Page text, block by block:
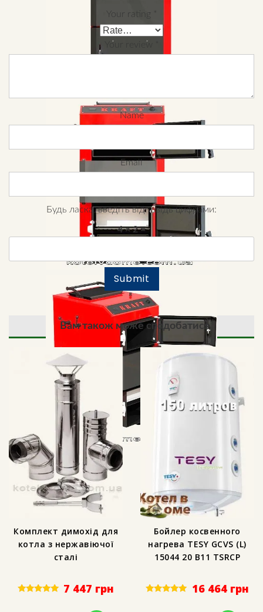
Your rating *
Your review
Name
Email
Будь ласка, введіть відповідь цифрами:
4 × 2 =
Вам також може сподобатися
Комплект димохід для
котла з нержавіючої
сталі
7 447 грн
Бойлер косвенного
нагрева TESY GCVS (L)
15044 20 B11 TSRCP
16 464 грн